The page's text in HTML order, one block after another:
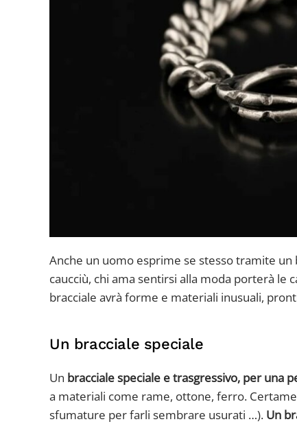
Anche un uomo esprime se stesso tramite
caucciù, chi ama sentirsi alla moda porterà le
bracciale avrà forme e materiali inusuali,
Un bracciale speciale
Un bracciale speciale e trasgressivo, per una
a materiali come rame, ottone, ferro.
sfumature per farli sembrare usurati …). Un